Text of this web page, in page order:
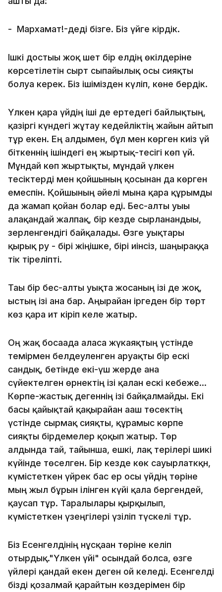
- Мархамат!-деді бізге. Біз үйге кірдік.
Ішкі достығы жоқ шет бір елдің өкілдеріне
көрсетілетін сырт сыпайылық осы сияқты
болуға керек. Біз ішімізден күліп, көне бердік.
Үлкен қара үйдің іші де ертедегі байлықтың,
қазіргі күндегі жұтау кедейліктің жайын айтып
тұр екен. Ең алдымен, бұл мен көрген киіз үй
біткеннің ішіндегі ең жыртық-тесігі көп үй.
Мұндай көп жыртықты, мұндай үлкен
тесіктерді мен қойшының қосынан да көрген
емеспін. Қойшының әйелі мына қара құрымды
да жамап қойған болар еді. Бес-алты уығы
алақандай жалпақ, бір кезде сырланғандығы,
зерленгендігі байқалады. Өзге уықтары
қырық ру - бірі жіңішке, бірі иінсіз, шаңыраққа
тік тіреліпті.
Тағы бір бес-алты уықта жосаның ізі де жоқ,
ыстың ізі ғана бар. Аңырайған іргеден бір төрт
көз қара ит кіріп келе жатыр.
Оң жақ босағада аласа жүкаяқтың үстінде
темірмен белдеуленген аруақты бір ескі
сандық, бетінде екі-үш жерде ғана
сүйектелген өрнектің ізі қалған ескі кебеже...
Көрпе-жастық дегеннің ізі байқалмайды. Екі
басы қайықтай қақырайған ағаш төсектің
үстінде сырмақ сияқты, құрамыс көрпе
сияқты бірдемелер қоқып жатыр. Төр
алдында тай, тайынша, ешкі, лақ терілері шикі
күйінде төселген. Бір кезде көк сауырлаткқн,
күмістеткен үйрек бас ер осы үйдің төріне
мың жыл бұрын ілінген күйі қала бергендей,
қаусап тұр. Таралғылары қырқылып,
күмістеткен үзеңгілері үзіліп түскелі тұр.
Біз Есенгелдінің нұсқаған төріне келіп
отырдық."Үлкен үйі" осындай болса, өзге
үйлері қандай екен деген ой келеді. Есенгелді
бізді қозғалмай қарайтын көздерімен бір